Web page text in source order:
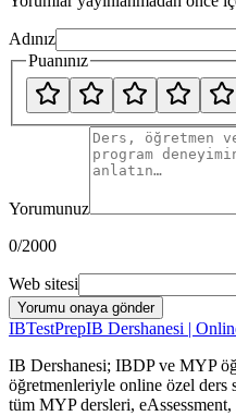
Adınız
Puanınız
Yorumunuz
0/2000
Web sitesi
Yorumu onaya gönder
IBTestPrepIB Dershanesi |
IB Dershanesi; IBDP ve MYP
öğretmenleriyle online özel
tüm MYP dersleri,